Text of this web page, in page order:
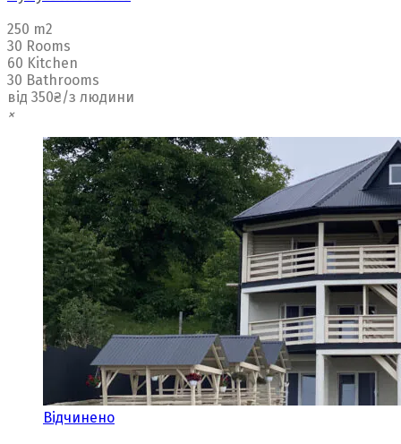
250 m2
30 Rooms
60 Kitchen
30 Bathrooms
від 350₴/з людини
×
Відчинено